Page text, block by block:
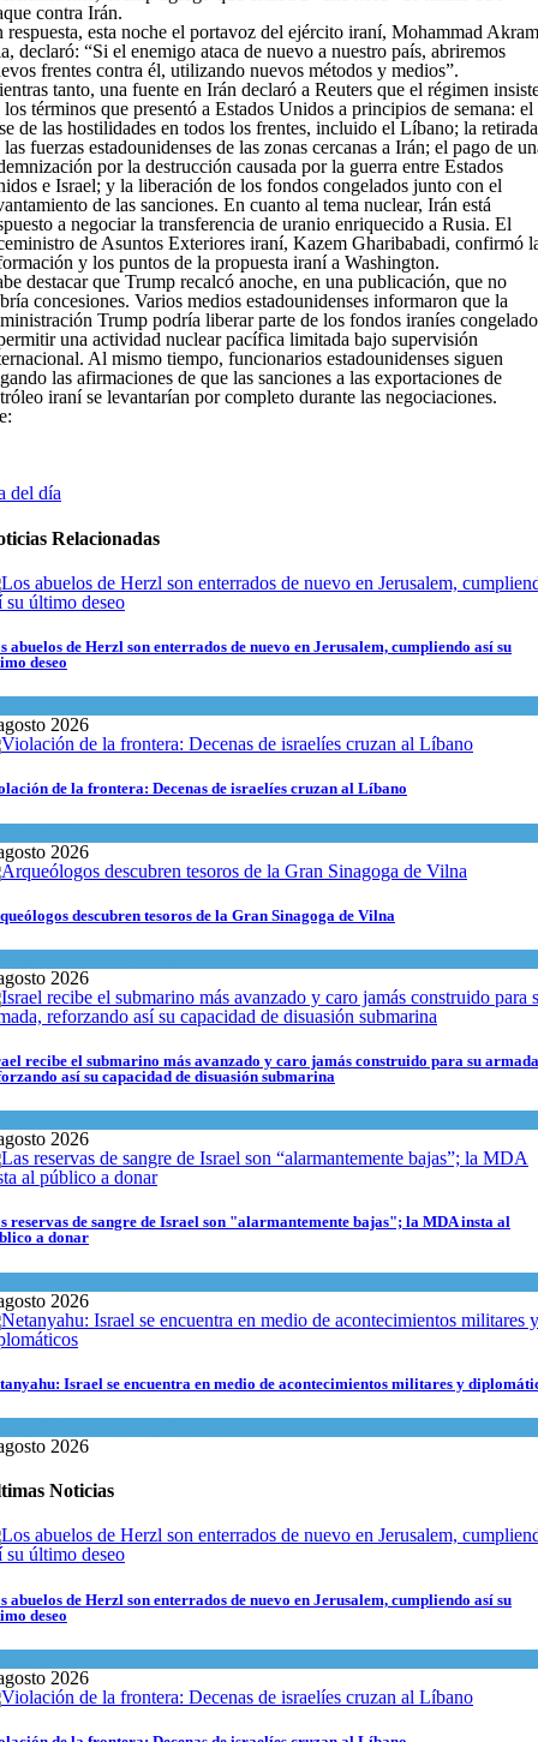
contra Irán.
respuesta, esta noche el portavoz del ejército iraní, Mohammad
declaró: “Si el enemigo ataca de nuevo a nuestro país, abriremos
frentes contra él, utilizando nuevos métodos y medios”.
tanto, una fuente en Irán declaró a Reuters que el régimen
los términos que presentó a Estados Unidos a principios de semana: el
de las hostilidades en todos los frentes, incluido el Líbano; la retirada
las fuerzas estadounidenses de las zonas cercanas a Irán; el pago de
por la destrucción causada por la guerra entre Estados
e Israel; y la liberación de los fondos congelados junto con el
de las sanciones. En cuanto al tema nuclear, Irán está
a negociar la transferencia de uranio enriquecido a Rusia. El
de Asuntos Exteriores iraní, Kazem Gharibabadi, confirmó
y los puntos de la propuesta iraní a Washington.
destacar que Trump recalcó anoche, en una publicación, que no
concesiones. Varios medios estadounidenses informaron que la
Trump podría liberar parte de los fondos iraníes
una actividad nuclear pacífica limitada bajo supervisión
Al mismo tiempo, funcionarios estadounidenses siguen
las afirmaciones de que las sanciones a las exportaciones de
iraní se levantarían por completo durante las negociaciones.
del día
Relacionadas
abuelos de Herzl son enterrados de nuevo en Jerusalem, cumpliendo así su
deseo
2026
de la frontera: Decenas de israelíes cruzan al Líbano
2026
descubren tesoros de la Gran Sinagoga de Vilna
2026
recibe el submarino más avanzado y caro jamás construido para su
así su capacidad de disuasión submarina
2026
reservas de sangre de Israel son "alarmantemente bajas"; la MDA insta al
a donar
2026
Israel se encuentra en medio de acontecimientos militares y
2026
Noticias
abuelos de Herzl son enterrados de nuevo en Jerusalem, cumpliendo así su
deseo
2026